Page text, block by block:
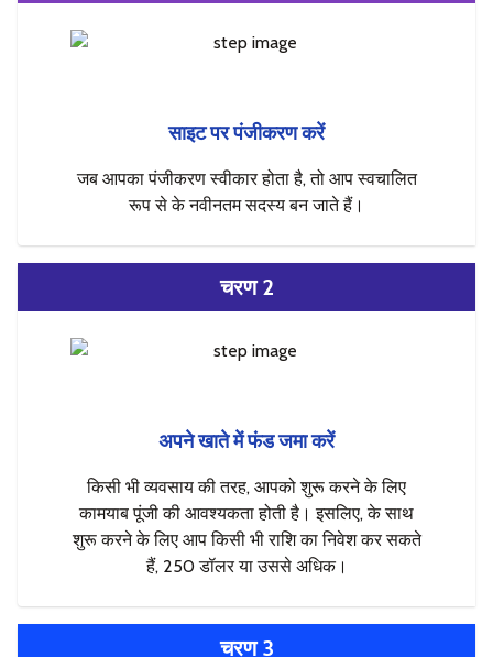
साइट पर पंजीकरण करें
जब आपका पंजीकरण स्वीकार होता है, तो आप स्वचालित
रूप से के नवीनतम सदस्य बन जाते हैं।
चरण 2
अपने खाते में फंड जमा करें
किसी भी व्यवसाय की तरह, आपको शुरू करने के लिए
कामयाब पूंजी की आवश्यकता होती है। इसलिए, के साथ
शुरू करने के लिए आप किसी भी राशि का निवेश कर सकते
हैं, 250 डॉलर या उससे अधिक।
चरण 3